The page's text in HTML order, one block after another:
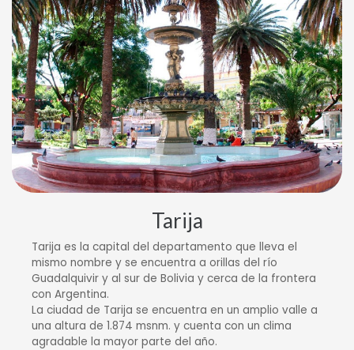
Tarija
Tarija es la capital del departamento que lleva el
mismo nombre y se encuentra a orillas del río
Guadalquivir y al sur de Bolivia y cerca de la frontera
con Argentina.
La ciudad de Tarija se encuentra en un amplio valle a
una altura de 1.874 msnm. y cuenta con un clima
agradable la mayor parte del año.